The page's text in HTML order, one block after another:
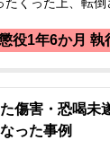
知らなかったと話
されたこの事件に
思い、当事務所に
役1年6か月 執
傷害・恐喝未
った事例